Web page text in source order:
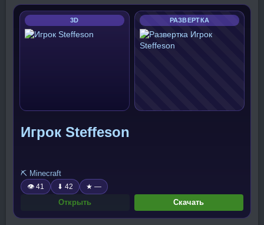
3D РАЗВЕРТКА
Игрок Steffeson
⛏️ Minecraft
👁 41 ⬇ 42 ★ —
Открыть Скачать